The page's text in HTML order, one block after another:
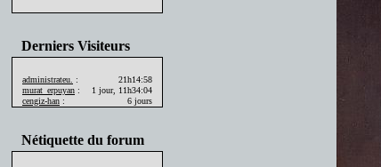
Derniers Visiteurs
administrateu. :
21h14:58
murat_erpuyan :
1 jour, 11h34:04
cengiz-han : 6 jours
Nétiquette du forum